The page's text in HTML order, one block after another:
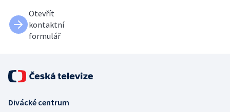
Otevřít
kontaktní
formulář
Divácké centrum